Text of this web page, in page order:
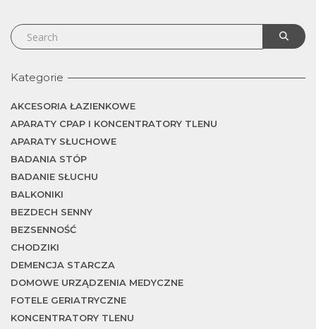
Kategorie
AKCESORIA ŁAZIENKOWE
APARATY CPAP I KONCENTRATORY TLENU
APARATY SŁUCHOWE
BADANIA STÓP
BADANIE SŁUCHU
BALKONIKI
BEZDECH SENNY
BEZSENNOŚĆ
CHODZIKI
DEMENCJA STARCZA
DOMOWE URZĄDZENIA MEDYCZNE
FOTELE GERIATRYCZNE
KONCENTRATORY TLENU